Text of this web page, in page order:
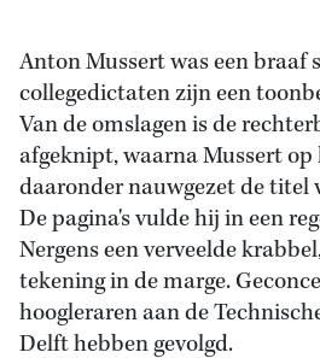
Anton Mussert was een braaf
collegedictaten zijn een
Van de omslagen is de
afgeknipt, waarna Mussert
daaronder nauwgezet de titel
De pagina's vulde hij in een
Nergens een verveelde
tekening in de marge.
hoogleraren aan de
Delft hebben gevolgd.